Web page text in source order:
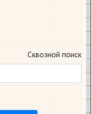
Сквозной поиск